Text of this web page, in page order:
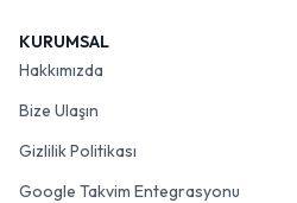
KURUMSAL
Hakkımızda
Bize Ulaşın
Gizlilik Politikası
Google Takvim Entegrasyonu